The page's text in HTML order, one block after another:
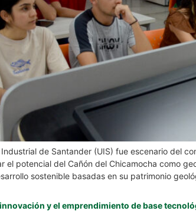
de Santander (UIS) fue escenario del
el potencial del Cañón del Chicamocha como
sostenible basadas en su patrimonio
y el emprendimiento de base